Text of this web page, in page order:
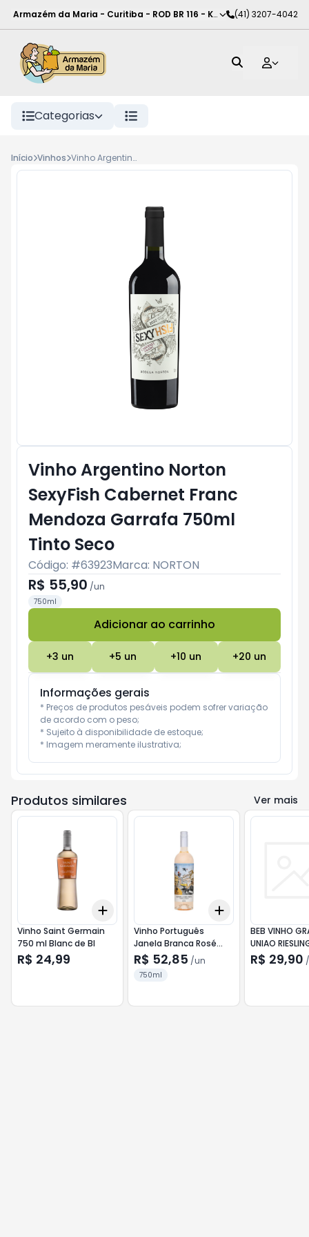
Armazém da Maria - Curitiba - ROD BR 116 - KM 102,Curitiba-PR
(41) 3207-4042
Categorias
Início Vinhos Vinho Argentino Norton SexyFish Cabernet Franc Mendoza Garrafa 750ml Tinto Seco
Vinho Argentino Norton
SexyFish Cabernet Franc
Mendoza Garrafa 750ml
Tinto Seco
Código: #63923Marca: NORTON
R$ 55,90 /un
750ml
Adicionar ao carrinho
+3 un +5 un +10 un +20 un
Informações gerais
* Preços de produtos pesáveis podem sofrer variação
de acordo com o peso;
* Sujeito à disponibilidade de estoque;
* Imagem meramente ilustrativa;
Produtos similares Ver mais
Add
Vinho Saint Germain
750 ml Blanc de Bl
R$ 24,99
Add
Vinho Português
Janela Branca Rosé
DOC 750ml Vinho
Verde
R$ 52,85 /un
750ml
BEB VINHO
UNIAO
750ML BCO
R$ 29,90 /